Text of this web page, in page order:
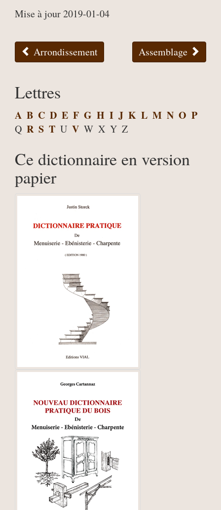
Mise à jour 2019-01-04
Arrondissement Assemblage
Lettres
A B C D E F G H I J K L M N O P
Q R S T U V W X Y Z
Ce dictionnaire en version
papier